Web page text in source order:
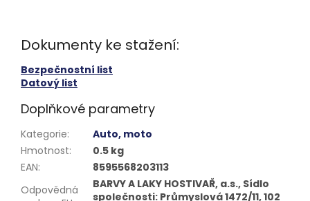
Dokumenty ke stažení:
Bezpečnostní list
Datový list
Doplňkové parametry
Kategorie:
Auto, moto
Hmotnost:
0.5 kg
EAN:
8595568203113
Odpovědná
BARVY A LAKY HOSTIVAŘ, a.s., Sídlo
společnosti: Průmyslová 1472/11, 102